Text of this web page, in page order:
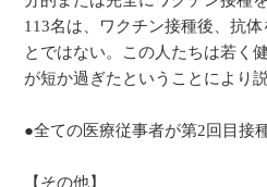
113名は、ワクチン接種後、抗
とではない。この人たちは若く
が短か過ぎたということにより
●全ての医療従事者が第2回目接
【その他】